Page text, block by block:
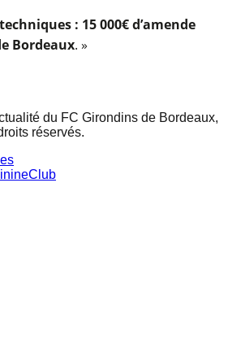
: 15 000€ d’amende
Bordeaux. »
du FC Girondins de Bordeaux,
réservés.
Club